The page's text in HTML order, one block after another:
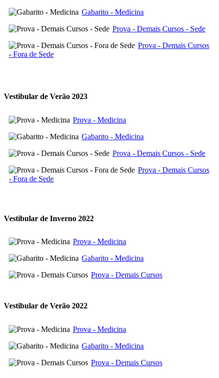
Gabarito - Medicina
Prova - Demais Cursos - Sede
Prova - Demais Cursos
- Fora de Sede
Vestibular de Verão 2023
Prova - Medicina
Gabarito - Medicina
Prova - Demais Cursos - Sede
Prova - Demais Cursos
- Fora de Sede
Vestibular de Inverno 2022
Prova - Medicina
Gabarito - Medicina
Prova - Demais Cursos
Vestibular de Verão 2022
Prova - Medicina
Gabarito - Medicina
Prova - Demais Cursos